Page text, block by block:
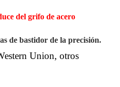
del grifo de acero
de bastidor de la precisión.
Union, otros